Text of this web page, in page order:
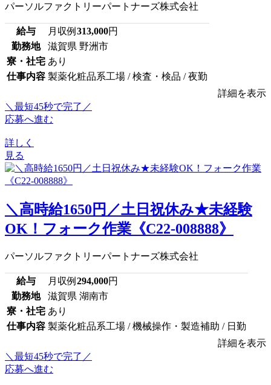
パーソルファクトリーパートナーズ株式会社
給与 月収例 313,000円
勤務地
滋賀県 野洲市
寮・社宅 あり
仕事内容 製薬化粧品系工場 / 検査・検品 / 夜勤
詳細を表示
＼最短45秒で完了／
応募へ進む
詳しく
見る
＼高時給1650円／土日祝休み★未経験
OK！フォーク作業《C22-008888》
パーソルファクトリーパートナーズ株式会社
給与 月収例 294,000円
勤務地
滋賀県 湖南市
寮・社宅 あり
仕事内容 製薬化粧品系工場 / 機械操作・製造補助 / 日勤
詳細を表示
＼最短45秒で完了／
応募へ進む